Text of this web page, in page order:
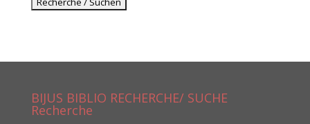
BIJUS BIBLIO RECHERCHE/ SUCHE
Recherche